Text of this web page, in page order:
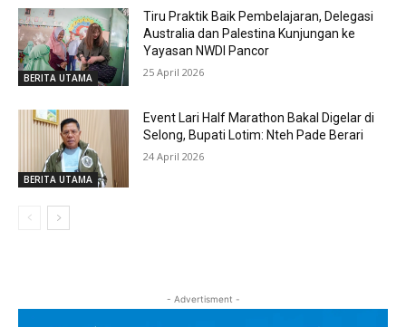
BERITA UTAMA
Tiru Praktik Baik Pembelajaran, Delegasi
Australia dan Palestina Kunjungan ke
Yayasan NWDI Pancor
25 April 2026
BERITA UTAMA
Event Lari Half Marathon Bakal Digelar di
Selong, Bupati Lotim: Nteh Pade Berari
24 April 2026
- Advertisment -